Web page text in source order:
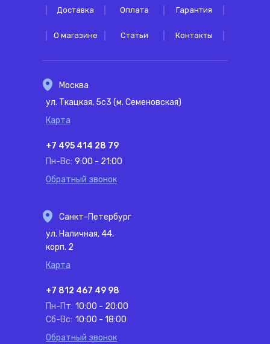
Доставка Оплата Гарантия
О магазине Статьи Контакты
Москва
ул. Ткацкая, 5с3 (м. Семеновская)
Карта
+7 495 414 28 79
Пн-Вс: 9:00 - 21:00
Обратный звонок
Санкт-Петербург
ул. Наличная, 44,
корп. 2
Карта
+7 812 467 49 98
Пн-Пт: 10:00 - 20:00
Сб-Вс: 10:00 - 18:00
Обратный звонок